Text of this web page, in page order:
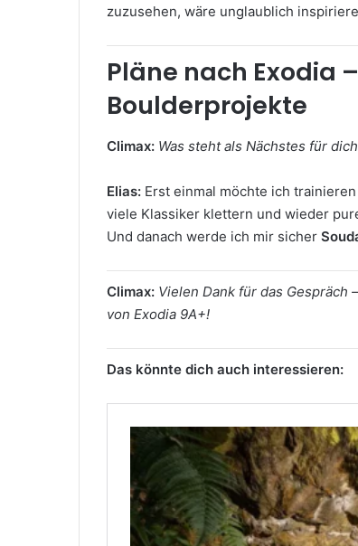
zuzusehen, wäre unglaublich
Pläne nach Exodia
Boulderprojekte
Climax: Was steht als Nächstes für
Elias: Erst einmal möchte ich
viele Klassiker klettern und wieder
Und danach werde ich mir sicher
Climax: Vielen Dank für das Gespräch
von Exodia 9A+!
Das könnte dich auch interessieren: